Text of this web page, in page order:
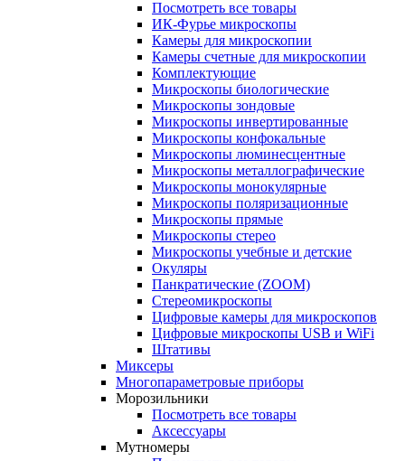
Посмотреть все товары
ИК-Фурье микроскопы
Камеры для микроскопии
Камеры счетные для микроскопии
Комплектующие
Микроскопы биологические
Микроскопы зондовые
Микроскопы инвертированные
Микроскопы конфокальные
Микроскопы люминесцентные
Микроскопы металлографические
Микроскопы монокулярные
Микроскопы поляризационные
Микроскопы прямые
Микроскопы стерео
Микроскопы учебные и детские
Окуляры
Панкратические (ZOOM)
Стереомикроскопы
Цифровые камеры для микроскопов
Цифровые микроскопы USB и WiFi
Штативы
Миксеры
Многопараметровые приборы
Морозильники
Посмотреть все товары
Аксессуары
Мутномеры